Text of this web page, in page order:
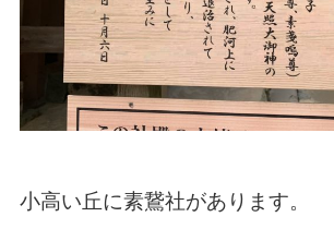
小高い丘に素鵞社があります。